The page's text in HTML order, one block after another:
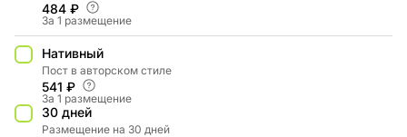
484 ₽
За 1 размещение
Нативный
Пост в авторском стиле
541 ₽
За 1 размещение
30 дней
Размещение на 30 дней